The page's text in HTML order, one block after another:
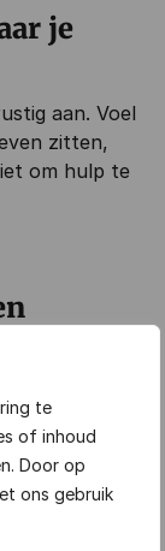
te
of inhoud
Door op
ons gebruik
je
aan. Voel
zitten,
om hulp te